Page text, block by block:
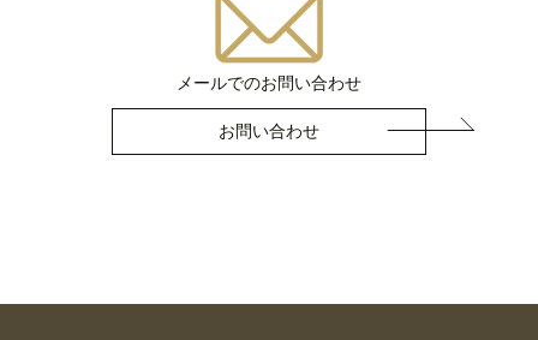
メールでのお問い合わせ
お問い合わせ